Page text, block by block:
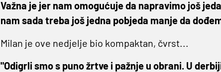
Važna je jer nam omogućuje da napravimo još
nam sada treba još jedna pobjeda manje da
Milan je ove nedjelje bio kompaktan, čvrst...
"Odigrli smo s puno žrtve i pažnje u obrani. U